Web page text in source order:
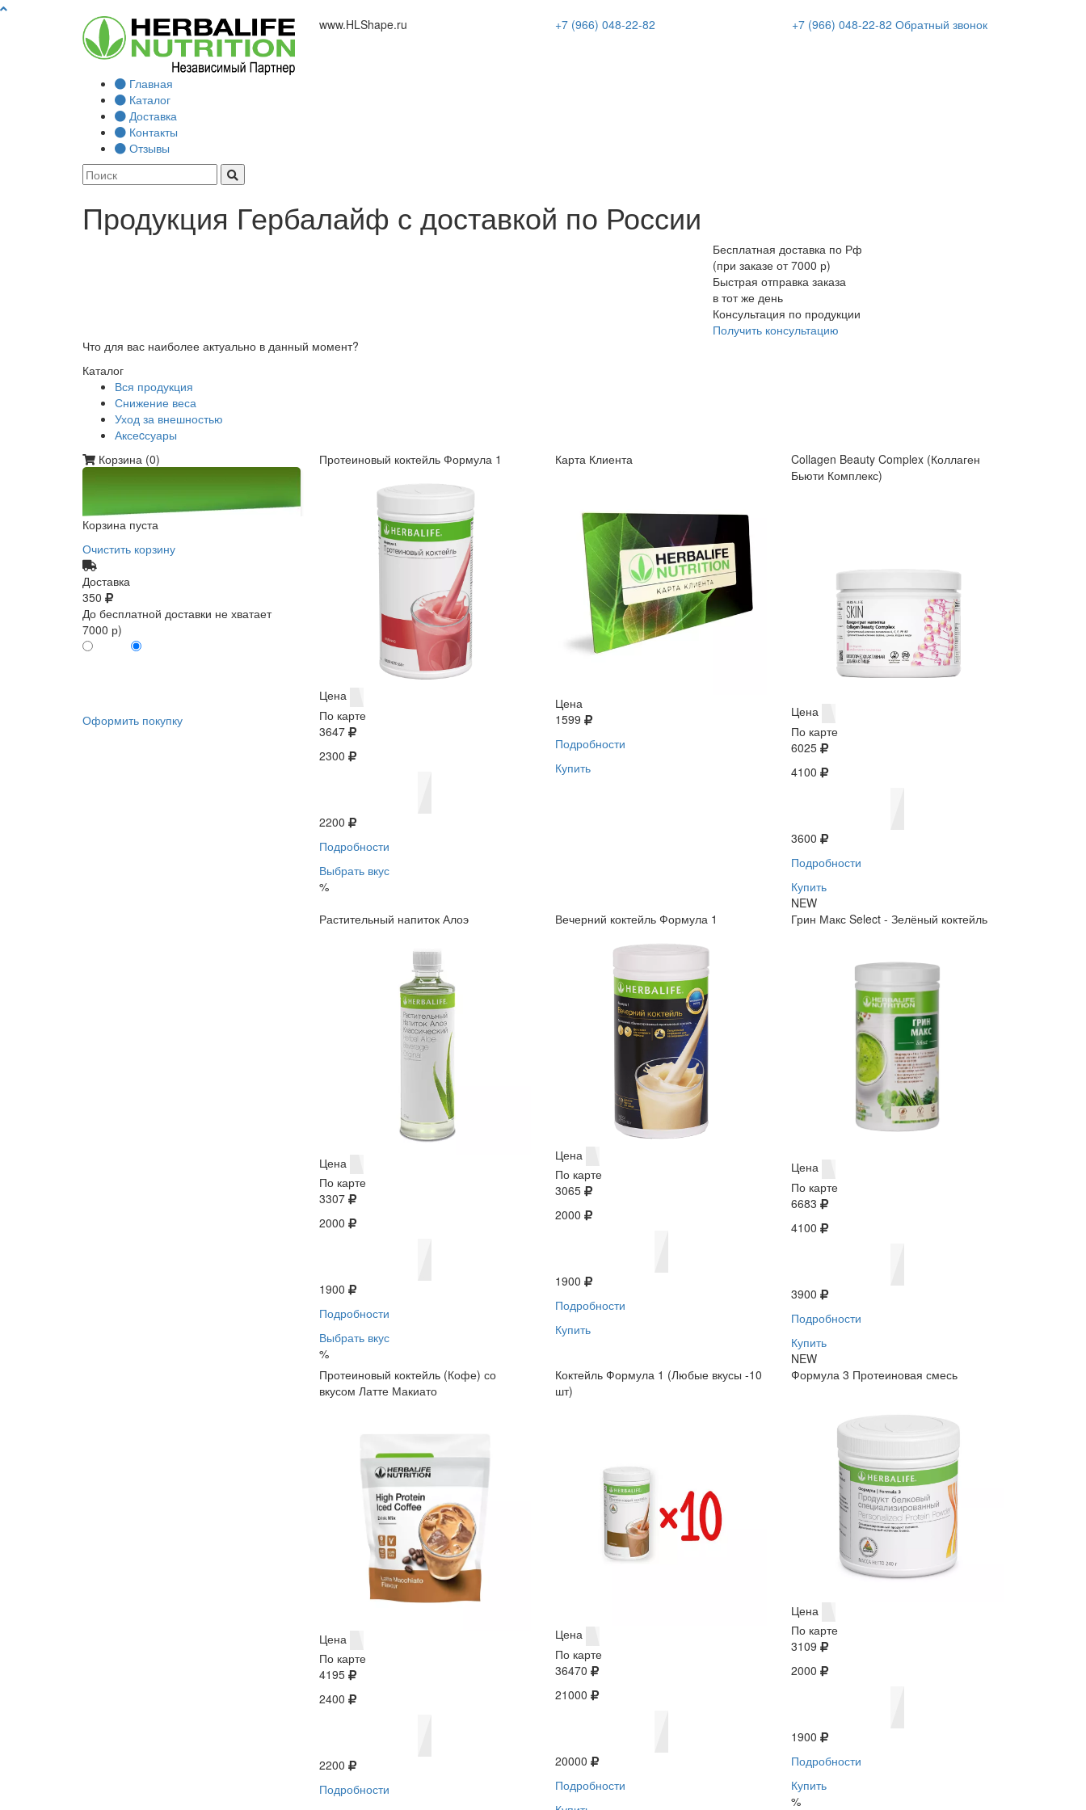
www.HLShape.ru +7 (966) 048-22-82 +7 (966) 048-22-82 Обратный звонок
Главная
Каталог
Доставка
Контакты
Отзывы
Продукция Гербалайф с доставкой по России
Бесплатная доставка по Рф
(при заказе от 7000 р)
Быстрая отправка заказа
в тот же день
Консультация по продукции
Получить консультацию
Что для вас наиболее актуально в данный момент?
Каталог
Вся продукция
Снижение веса
Уход за внешностью
Аксеcсуары
Корзина (0)
Корзина пуста
Очистить корзину
Доставка
350
До бесплатной доставки не хватает
7000 р)
Оформить покупку
Протеиновый коктейль Формула 1
Цена
По карте
3647
2300
2200
Подробности
Выбрать вкус
%
Карта Клиента
Цена
1599
Подробности
Купить
Collagen Beauty Complex (Коллаген
Бьюти Комплекс)
Цена
По карте
6025
4100
3600
Подробности
Купить
NEW
Растительный напиток Алоэ
Цена
По карте
3307
2000
1900
Подробности
Выбрать вкус
%
Вечерний коктейль Формула 1
Цена
По карте
3065
2000
1900
Подробности
Купить
Грин Макс Select - Зелёный коктейль
Цена
По карте
6683
4100
3900
Подробности
Купить
NEW
Протеиновый коктейль (Кофе) со
вкусом Латте Макиато
Цена
По карте
4195
2400
2200
Подробности
Коктейль Формула 1 (Любые вкусы -10
шт)
Цена
По карте
36470
21000
20000
Подробности
Формула 3 Протеиновая смесь
Цена
По карте
3109
2000
1900
Подробности
Купить
%